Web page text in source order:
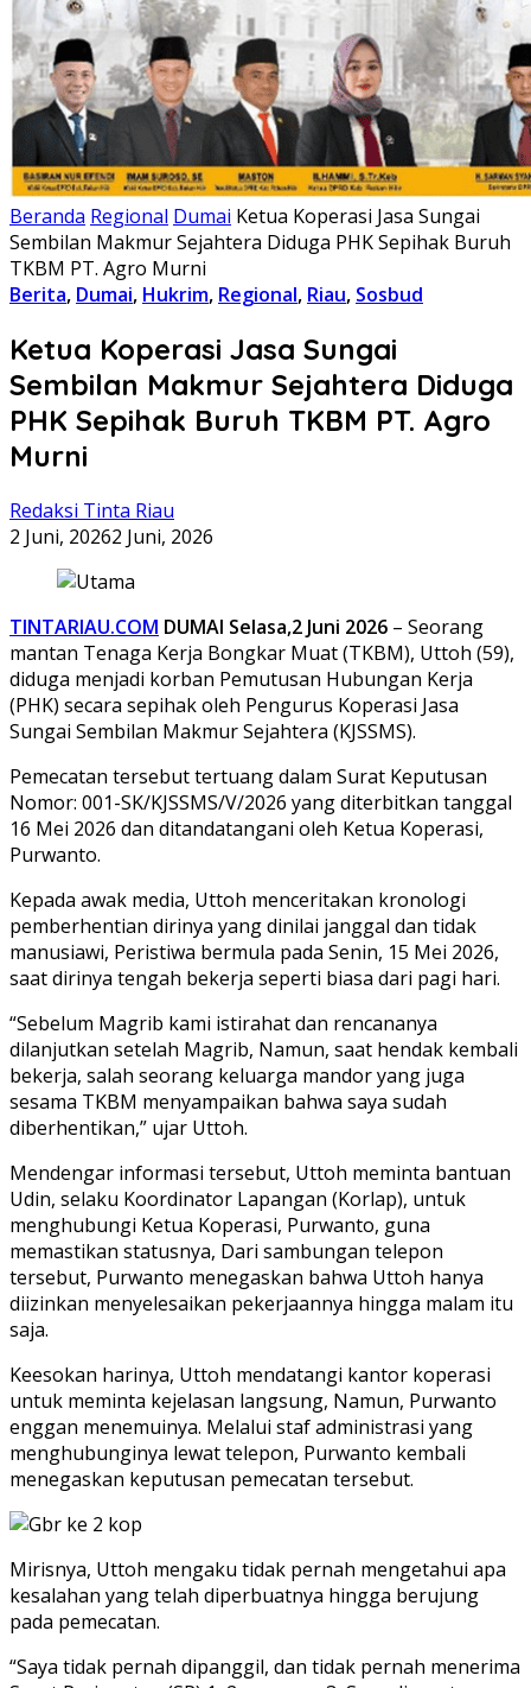
Beranda Regional Dumai Ketua Koperasi Jasa Sungai
Sembilan Makmur Sejahtera Diduga PHK Sepihak Buruh
TKBM PT. Agro Murni
Berita, Dumai, Hukrim, Regional, Riau, Sosbud
Ketua Koperasi Jasa Sungai
Sembilan Makmur Sejahtera Diduga
PHK Sepihak Buruh TKBM PT. Agro
Murni
Redaksi Tinta Riau
2 Juni, 20262 Juni, 2026
TINTARIAU.COM DUMAI Selasa,2 Juni 2026 – Seorang
mantan Tenaga Kerja Bongkar Muat (TKBM), Uttoh (59),
diduga menjadi korban Pemutusan Hubungan Kerja
(PHK) secara sepihak oleh Pengurus Koperasi Jasa
Sungai Sembilan Makmur Sejahtera (KJSSMS).
Pemecatan tersebut tertuang dalam Surat Keputusan
Nomor: 001-SK/KJSSMS/V/2026 yang diterbitkan tanggal
16 Mei 2026 dan ditandatangani oleh Ketua Koperasi,
Purwanto.
Kepada awak media, Uttoh menceritakan kronologi
pemberhentian dirinya yang dinilai janggal dan tidak
manusiawi, Peristiwa bermula pada Senin, 15 Mei 2026,
saat dirinya tengah bekerja seperti biasa dari pagi hari.
“Sebelum Magrib kami istirahat dan rencananya
dilanjutkan setelah Magrib, Namun, saat hendak kembali
bekerja, salah seorang keluarga mandor yang juga
sesama TKBM menyampaikan bahwa saya sudah
diberhentikan,” ujar Uttoh.
Mendengar informasi tersebut, Uttoh meminta bantuan
Udin, selaku Koordinator Lapangan (Korlap), untuk
menghubungi Ketua Koperasi, Purwanto, guna
memastikan statusnya, Dari sambungan telepon
tersebut, Purwanto menegaskan bahwa Uttoh hanya
diizinkan menyelesaikan pekerjaannya hingga malam itu
saja.
Keesokan harinya, Uttoh mendatangi kantor koperasi
untuk meminta kejelasan langsung, Namun, Purwanto
enggan menemuinya. Melalui staf administrasi yang
menghubunginya lewat telepon, Purwanto kembali
menegaskan keputusan pemecatan tersebut.
Mirisnya, Uttoh mengaku tidak pernah mengetahui apa
kesalahan yang telah diperbuatnya hingga berujung
pada pemecatan.
“Saya tidak pernah dipanggil, dan tidak pernah menerima